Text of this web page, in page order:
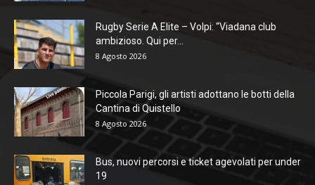
Rugby Serie A Elite – Volpi: “Viadana club
ambizioso. Qui per...
8 Agosto 2026
Piccola Parigi, gli artisti adottano le botti della
Cantina di Quistello
8 Agosto 2026
Bus, nuovi percorsi e ticket agevolati per under
19